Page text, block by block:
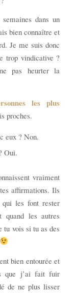
dans un
bien connaître et
Je me suis donc
trop vindicative ?
pas heurter la
les plus
proches.
eux ? Non.
Oui.
vraiment
affirmations. Ils
les font rester
les autres
tu vois si tu as des
bien entourée et
que j’ai fait fuir
de ne plus lisser